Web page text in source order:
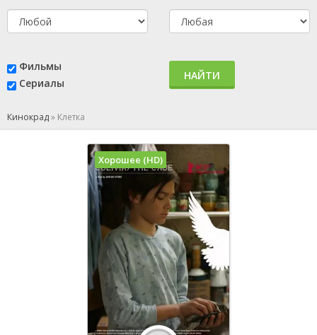
Фильмы
Сериалы
НАЙТИ
Кинокрад» Клетка
Хорошее (HD)